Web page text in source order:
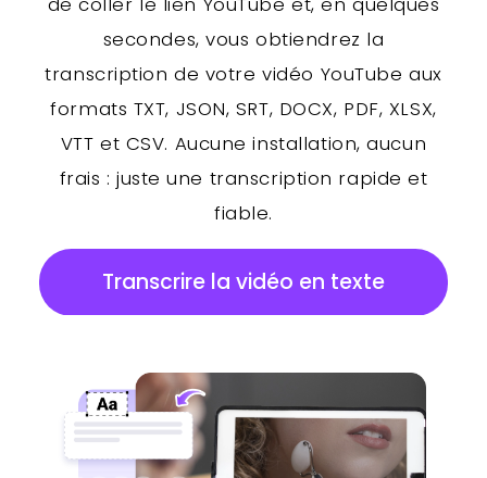
secondes, vous obtiendrez la
transcription de votre vidéo YouTube aux
formats TXT, JSON, SRT, DOCX, PDF, XLSX,
VTT et CSV. Aucune installation, aucun
frais : juste une transcription rapide et
fiable.
Transcrire la vidéo en texte